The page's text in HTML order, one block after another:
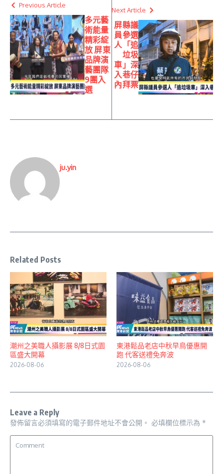
Previous Article
多元藝
術能量
精彩綻
放 屏東
品牌演
藝團隊
9團入
選
Next Article
屏縣議
員參選
人「追
垃圾
車」深
入巷仔
內拜票
ju.yin
Related Posts
潮州之美職人攝影展 8/8日式園
區盛大開幕
2026-08-06
東港鬆品老店中秋早鳥優惠開
跑 代客送禮免奔波
2026-08-06
Leave a Reply
發佈留言必須填寫的電子郵件地址不會公開。 必填欄位標示為 *